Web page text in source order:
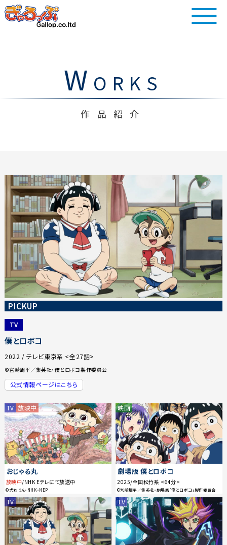
W ORKS
作品紹介
PICKUP
TV
僕とロボコ
2022 / テレビ東京系 <全27話>
©宮崎周平／集英社・僕とロボコ製作委員会
公式情報ページはこちら
TV 放映中
おじゃる丸
放映中/NHK Eテレにて放送中
©犬丸りん・NHK・NEP
映画
劇場版 僕とロボコ
2025/全国松竹系 <64分>
©宮崎周平／集英社・劇場版「僕とロボコ」製作委員会
TV TV